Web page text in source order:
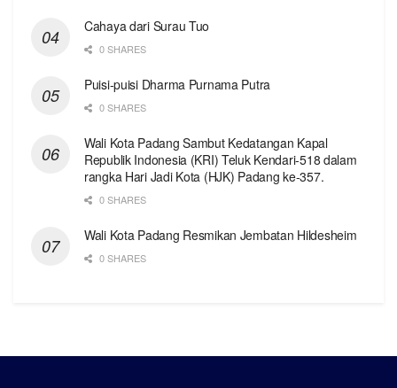
Cahaya dari Surau Tuo
0 SHARES
Puisi-puisi Dharma Purnama Putra
0 SHARES
Wali Kota Padang Sambut Kedatangan Kapal
Republik Indonesia (KRI) Teluk Kendari-518 dalam
rangka Hari Jadi Kota (HJK) Padang ke-357.
0 SHARES
Wali Kota Padang Resmikan Jembatan Hildesheim
0 SHARES